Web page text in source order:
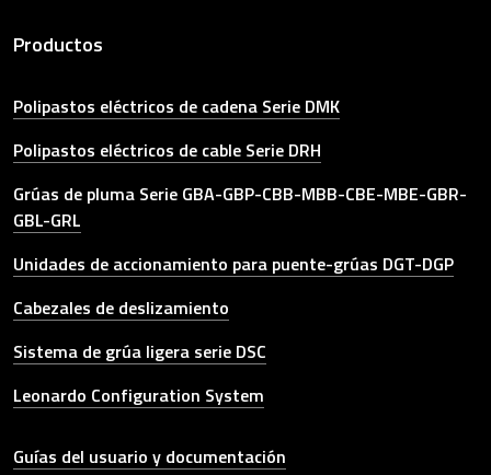
Productos
Polipastos eléctricos de cadena Serie DMK
Polipastos eléctricos de cable Serie DRH
Grúas de pluma Serie GBA-GBP-CBB-MBB-CBE-MBE-GBR-
GBL-GRL
Unidades de accionamiento para puente-grúas DGT-DGP
Cabezales de deslizamiento
Sistema de grúa ligera serie DSC
Leonardo Configuration System
Other link
Guías del usuario y documentación